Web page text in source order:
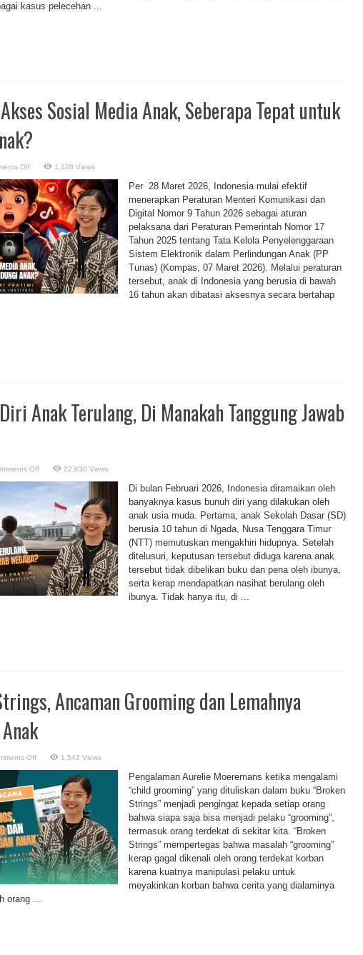
kasus pelecehan ...
Sosial Media Anak, Seberapa Tepat untuk
Offon
Akses
Sosial
Media
Anak,
Seberapa
Tepat
untuk
Melindungi
Anak?
1,128 Views
Per 28 Maret 2026, Indonesia mulai efektif
menerapkan Peraturan Menteri Komunikasi dan
Digital Nomor 9 Tahun 2026 sebagai aturan
pelaksana dari Peraturan Pemerintah Nomor 17
Tahun 2025 tentang Tata Kelola Penyelenggaraan
Sistem Elektronik dalam Perlindungan Anak (PP
Tunas) (Kompas, 07 Maret 2026). Melalui peraturan
tersebut, anak di Indonesia yang berusia di bawah
16 tahun akan dibatasi aksesnya secara bertahap
Anak Terulang, Di Manakah Tanggung Jawab
Offon
Bunuh
Anak
Terulang,
Manakah
Tanggung
Jawab
Negara?
22,630 Views
Di bulan Februari 2026, Indonesia diramaikan oleh
banyaknya kasus bunuh diri yang dilakukan oleh
anak usia muda. Pertama, anak Sekolah Dasar (SD)
berusia 10 tahun di Ngada, Nusa Tenggara Timur
(NTT) memutuskan mengakhiri hidupnya. Setelah
ditelusuri, keputusan tersebut diduga karena anak
tersebut tidak dibelikan buku dan pena oleh ibunya,
serta kerap mendapatkan nasihat berulang oleh
ibunya. Tidak hanya itu, di ...
Ancaman Grooming dan Lemahnya
Offon
Broken
Ancaman
Grooming
dan
Lemahnya
Perlindungan
Anak
1,542 Views
Pengalaman Aurelie Moeremans ketika mengalami
“child grooming” yang dituliskan dalam buku “Broken
Strings” menjadi pengingat kepada setiap orang
bahwa siapa saja bisa menjadi pelaku “grooming”,
termasuk orang terdekat di sekitar kita. “Broken
Strings” mempertegas bahwa masalah “grooming”
kerap gagal dikenali oleh orang terdekat korban
karena kuatnya manipulasi pelaku untuk
meyakinkan korban bahwa cerita yang dialaminya
orang ...